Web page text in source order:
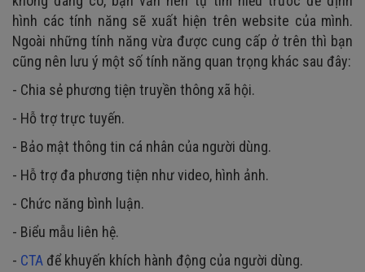
hình các tính năng sẽ xuất hiện trên website của mình.
Ngoài những tính năng vừa được cung cấp ở trên thì bạn
cũng nên lưu ý một số tính năng quan trọng khác sau đây:
- Chia sẻ phương tiện truyền thông xã hội.
- Hỗ trợ trực tuyến.
- Bảo mật thông tin cá nhân của người dùng.
- Hỗ trợ đa phương tiện như video, hình ảnh.
- Chức năng bình luận.
- Biểu mẫu liên hệ.
- CTA để khuyến khích hành động của người dùng.